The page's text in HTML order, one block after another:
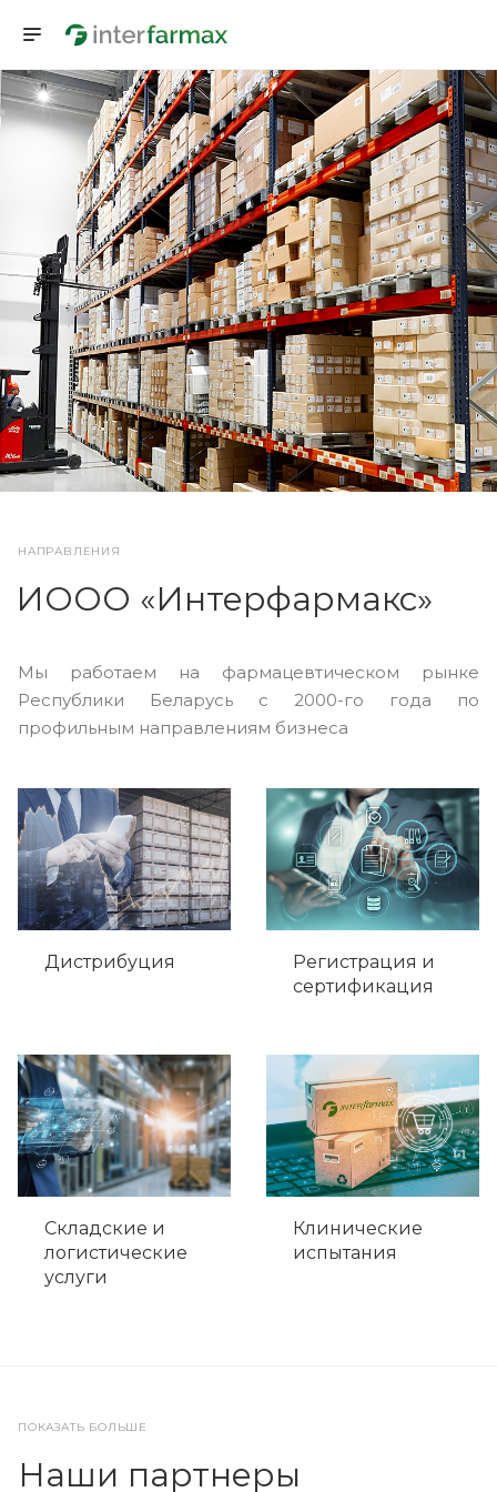
НАПРАВЛЕНИЯ
ИООО «Интерфармакс»
Мы работаем на фармацевтическом рынке
Республики Беларусь с 2000-го года по
профильным направлениям бизнеса
Дистрибуция
Регистрация и
сертификация
Складские и
логистические
услуги
Клинические
испытания
ПОКАЗАТЬ БОЛЬШЕ
Наши партнеры